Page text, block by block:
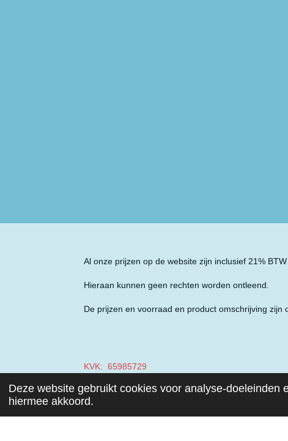
Deze website gebruikt cookies voor analyse-
hiermee akkoord.
Al onze prijzen op de website zijn inclusief 21%
Hieraan kunnen geen rechten worden ontleend.
De prijzen en voorraad en product omschrijving
KVK: 65985729
BTW: NL001970687B49
© 2019 - 2026 Auto Parts Nieuwegein